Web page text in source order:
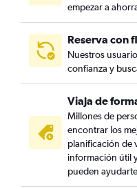
empezar a
Reserva con
Nuestros
confianza y
Viaja de
Millones de
encontrar los
planificación de
información útil
pueden